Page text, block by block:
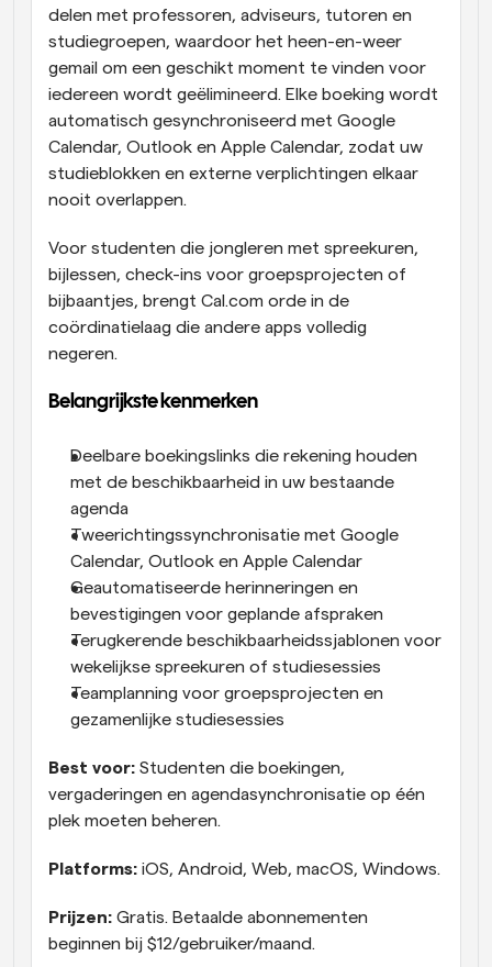
delen met professoren, adviseurs, tutoren en
studiegroepen, waardoor het heen-en-weer
gemail om een geschikt moment te vinden voor
iedereen wordt geëlimineerd. Elke boeking wordt
automatisch gesynchroniseerd met Google
Calendar, Outlook en Apple Calendar, zodat uw
studieblokken en externe verplichtingen elkaar
nooit overlappen.
Voor studenten die jongleren met spreekuren,
bijlessen, check-ins voor groepsprojecten of
bijbaantjes, brengt Cal.com orde in de
coördinatielaag die andere apps volledig
negeren.
Belangrijkste kenmerken
Deelbare boekingslinks die rekening houden
met de beschikbaarheid in uw bestaande
agenda
Tweerichtingssynchronisatie met Google
Calendar, Outlook en Apple Calendar
Geautomatiseerde herinneringen en
bevestigingen voor geplande afspraken
Terugkerende beschikbaarheidssjablonen voor
wekelijkse spreekuren of studiesessies
Teamplanning voor groepsprojecten en
gezamenlijke studiesessies
Best voor: Studenten die boekingen,
vergaderingen en agendasynchronisatie op één
plek moeten beheren.
Platforms: iOS, Android, Web, macOS, Windows.
Prijzen: Gratis. Betaalde abonnementen
beginnen bij $12/gebruiker/maand.